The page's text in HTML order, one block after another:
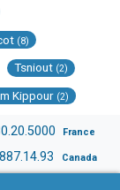
(8)
Tsniout (2)
Kippour (2)
France
Canada